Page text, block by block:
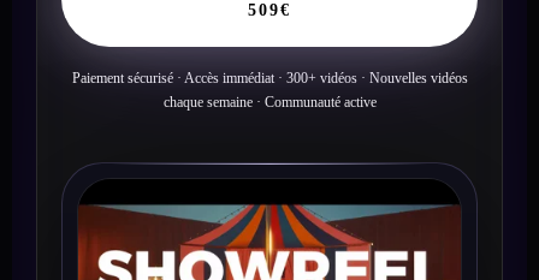
509€
Paiement sécurisé · Accès immédiat · 300+ vidéos · Nouvelles vidéos
chaque semaine · Communauté active